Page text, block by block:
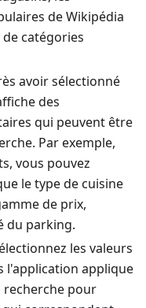
de Wikipédia
catégories
avoir sélectionné
des
qui peuvent être
Par exemple,
vous pouvez
le type de cuisine
de prix,
du parking.
les valeurs
l'application applique
recherche pour